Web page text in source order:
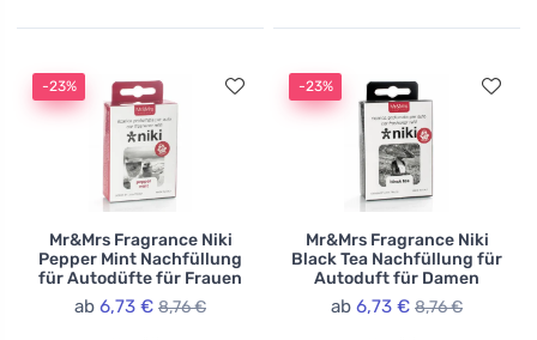
-23%
Mr&Mrs Fragrance Niki
Pepper Mint Nachfüllung
für Autodüfte für Frauen
ab 6,73 € 8,76 €
-23%
Mr&Mrs Fragrance Niki
Black Tea Nachfüllung für
Autoduft für Damen
ab 6,73 € 8,76 €